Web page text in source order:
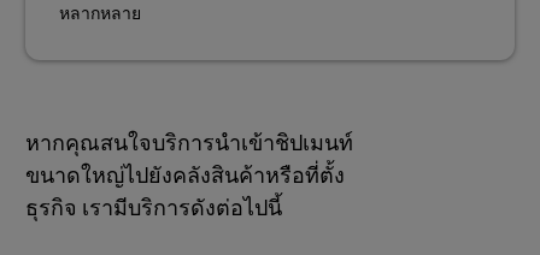
หลากหลาย
หากคุณสนใจบริการนำเข้าชิปเมนท์
ขนาดใหญ่ไปยังคลังสินค้าหรือที่ตั้ง
ธุรกิจ เรามีบริการดังต่อไปนี้